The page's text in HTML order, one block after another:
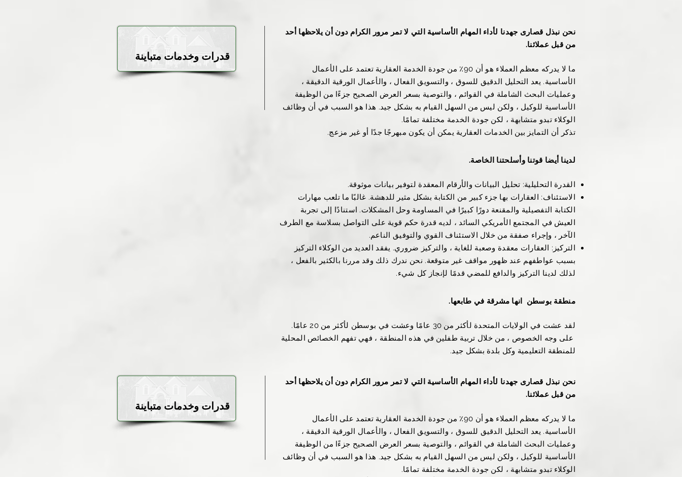
قدرات وخدمات متباينة
نحن نبذل قصارى جهدنا لأداء المهام الأساسية التي لا تمر مرور الكرام دون أن يلاحظها أحد
من قبل عملائنا.
ما لا يدركه معظم العملاء هو أن 90٪ من جودة الخدمة العقارية تعتمد على الأعمال
الأساسية. يعد التحليل الدقيق للسوق ، والتسويق الفعال ، والأعمال الورقية الدقيقة ،
وعمليات البحث الشاملة في القوائم ، والتوصية بسعر العرض الصحيح جزءًا من الوظيفة
الأساسية للوكيل ، ولكن ليس من السهل القيام به بشكل جيد. هذا هو السبب في أن وظائف
الوكلاء تبدو متشابهة ، لكن جودة الخدمة مختلفة تمامًا.
تذكر أن التمايز بين الخدمات العقارية يمكن أن يكون مبهرجًا جدًا أو غير مزعج.
لدينا أيضا قوتنا وأسلحتنا الخاصة.
القدرة التحليلية: تحليل البيانات والأرقام المعقدة لتوفير بيانات موثوقة.
الاستئناف: العقارات بها جزء كبير من الكتابة بشكل مثير للدهشة. غالبًا ما تلعب مهارات
الكتابة التفصيلية والمقنعة دورًا كبيرًا في المساومة وحل المشكلات. استنادًا إلى تجربة
العيش في المجتمع الأمريكي السائد ، لديه قدرة حكم قوية على التواصل بسلاسة مع الطرف
الآخر ، وإجراء صفقة من خلال الاستئناف القوي والتوفيق الناعم.
التركيز: العقارات معقدة وصعبة للغاية ، والتركيز ضروري. يفقد العديد من الوكلاء التركيز
بسبب عواطفهم عند ظهور مواقف غير متوقعة. نحن ندرك ذلك وقد مررنا بالكثير بالفعل ،
لذلك لدينا التركيز والدافع للمضي قدمًا لإنجاز كل شيء.
منطقة بوسطن انها مشرقة في طابعها.
لقد عشت في الولايات المتحدة لأكثر من 30 عامًا وعشت في بوسطن لأكثر من 20 عامًا.
على وجه الخصوص ، من خلال تربية طفلين في هذه المنطقة ، فهي تفهم الخصائص المحلية
للمنطقة التعليمية وكل بلدة بشكل جيد.
قدرات وخدمات متباينة
نحن نبذل قصارى جهدنا لأداء المهام الأساسية التي لا تمر مرور الكرام دون أن يلاحظها أحد
من قبل عملائنا.
ما لا يدركه معظم العملاء هو أن 90٪ من جودة الخدمة العقارية تعتمد على الأعمال
الأساسية. يعد التحليل الدقيق للسوق ، والتسويق الفعال ، والأعمال الورقية الدقيقة ،
وعمليات البحث الشاملة في القوائم ، والتوصية بسعر العرض الصحيح جزءًا من الوظيفة
الأساسية للوكيل ، ولكن ليس من السهل القيام به بشكل جيد. هذا هو السبب في أن وظائف
الوكلاء تبدو متشابهة ، لكن جودة الخدمة مختلفة تمامًا.